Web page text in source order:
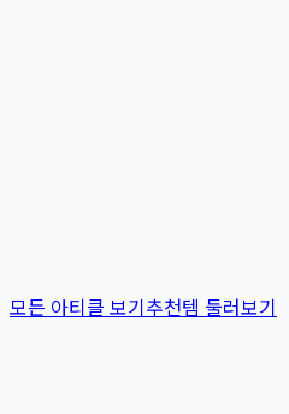
모든 아티클 보기추천템 둘러보기